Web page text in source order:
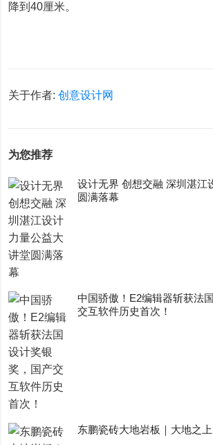
降到40厘米。
关于作者:创意设计网
为您推荐
设计无界 创想交融 深圳湛江
圆满落幕
中国骄傲！E2编辑器斩获法
交互软件历史首次！
东鹏瓷砖大地岩板｜大地之